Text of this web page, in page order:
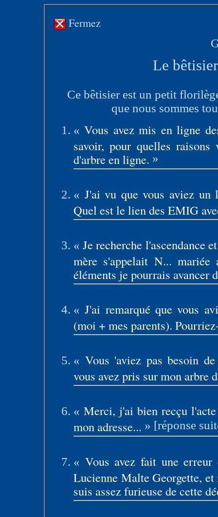
Fermez
Le
Ce bêtisier est un petit
que nous sommes
«Vous avez mis en ligne
savoir, pour quelles
d'arbre en ligne. »
« J'ai vu que vous aviez un
Quel est le lien des EMIG
«Je recherche l'ascendance
mère s'appelait N...
éléments je pourrais avancer
«J'ai remarqué que vous
(moi + mes parents).
« Vous 'aviez pas besoin
vous avez pris sur mon arbre
« Merci, j'ai bien recçu
mon adresse... » [réponse
« Vous avez fait une
Lucienne Malte Georgette, et
suis assez furieuse de cette